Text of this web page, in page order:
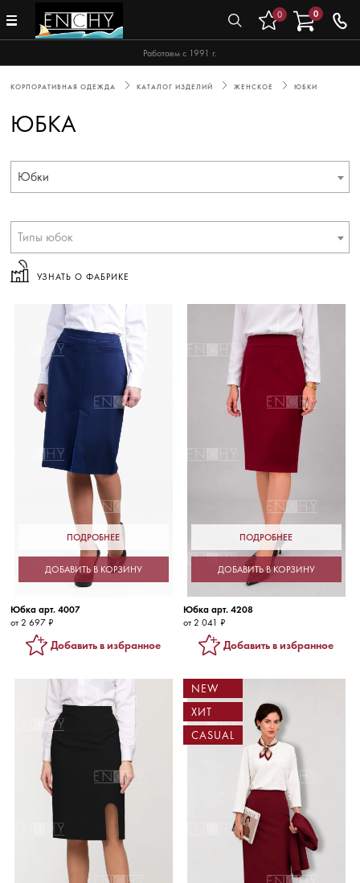
Работаем с 1991 г.
0 0
КОРПОРАТИВНАЯ ОДЕЖДА КАТАЛОГ ИЗДЕЛИЙ ЖЕНСКОЕ ЮБКИ
ЮБКА
Юбки
Типы юбок
УЗНАТЬ О ФАБРИКЕ
ПОДРОБНЕЕ
ДОБАВИТЬ В КОРЗИНУ
Юбка арт. 4007
от 2 697 ₽
Добавить в избранное
ПОДРОБНЕЕ
ДОБАВИТЬ В КОРЗИНУ
Юбка арт. 4208
от 2 041 ₽
Добавить в избранное
NEW
ХИТ
CASUAL